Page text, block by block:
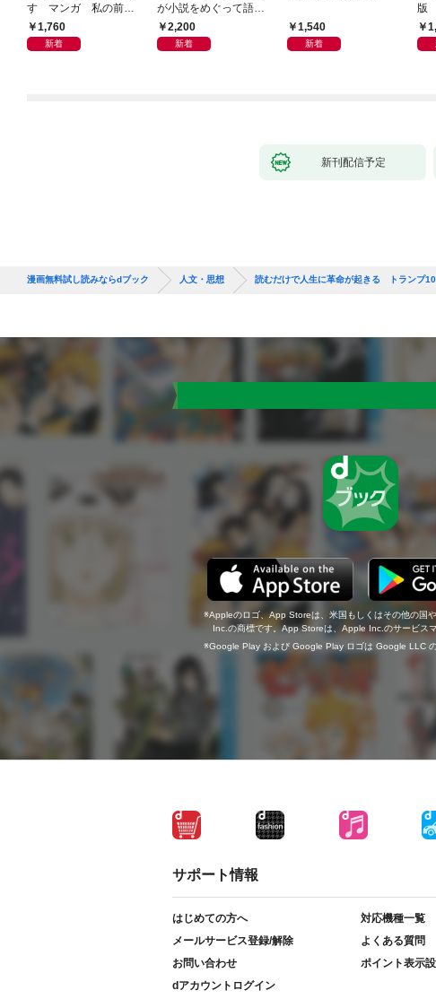
す マンガ 私の前世
物語1,760
新着
が小説をめぐって語り
あう2,200
新着
1,540
新着
版
ら
新刊配信予定
漫画無料試し読みならdブック 人文・思想 読むだけで人生に革命が起きる トランプ
Appleのロゴ、App Storeは、米国もしくはその他の国
Inc.の商標です。App Storeは、Apple Inc.のサービスマ
Google Play および Google Play ロゴは Google LLC の
サポート情報
はじめての方へ
対応機種一覧
メールサービス登録/解除
よくある質問
お問い合わせ
ポイント表示
dアカウントログイン